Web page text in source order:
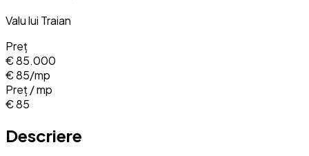
Valu lui Traian
Preț
€ 85.000
€ 85/mp
Preț / mp
€ 85
Descriere